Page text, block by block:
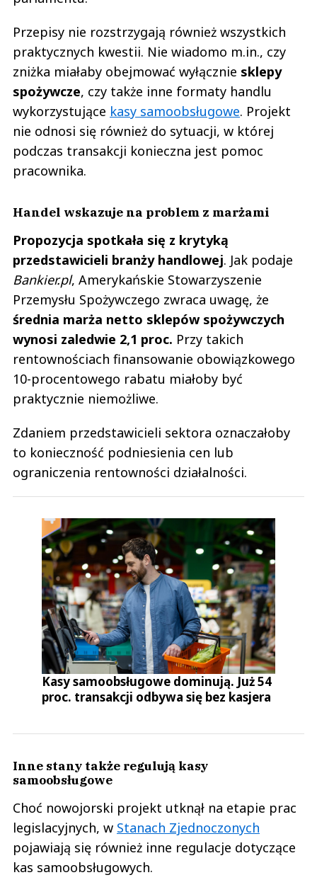
Przepisy nie rozstrzygają również wszystkich
praktycznych kwestii. Nie wiadomo m.in., czy
zniżka miałaby obejmować wyłącznie sklepy
spożywcze, czy także inne formaty handlu
wykorzystujące kasy samoobsługowe. Projekt
nie odnosi się również do sytuacji, w której
podczas transakcji konieczna jest pomoc
pracownika.
Handel wskazuje na problem z marżami
Propozycja spotkała się z krytyką
przedstawicieli branży handlowej. Jak podaje
Bankier.pl, Amerykańskie Stowarzyszenie
Przemysłu Spożywczego zwraca uwagę, że
średnia marża netto sklepów spożywczych
wynosi zaledwie 2,1 proc. Przy takich
rentownościach finansowanie obowiązkowego
10-procentowego rabatu miałoby być
praktycznie niemożliwe.
Zdaniem przedstawicieli sektora oznaczałoby
to konieczność podniesienia cen lub
ograniczenia rentowności działalności.
Kasy samoobsługowe dominują. Już 54
proc. transakcji odbywa się bez kasjera
Inne stany także regulują kasy
samoobsługowe
Choć nowojorski projekt utknął na etapie prac
legislacyjnych, w Stanach Zjednoczonych
pojawiają się również inne regulacje dotyczące
kas samoobsługowych.